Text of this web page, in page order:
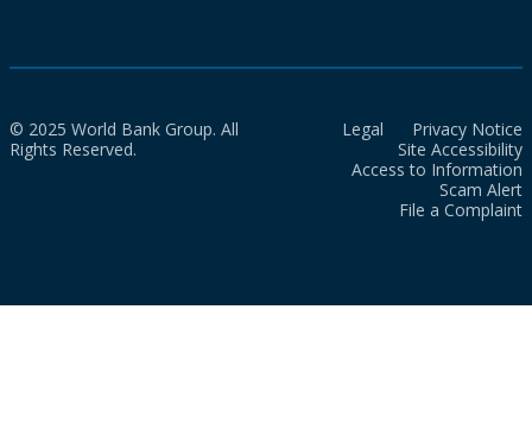
© 2025 World Bank Group. All
Rights Reserved.
Legal
Privacy Notice
Site Accessibility
Access to Information
Scam Alert
File a Complaint